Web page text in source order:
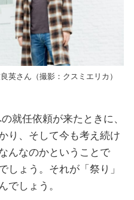
英さん（撮影：クスミエリカ）
就任依頼が来たときに、
り、そして今も考え続け
んなのかということで
しょう。それが「祭り」
でしょう。